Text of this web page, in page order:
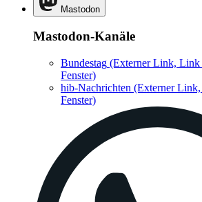
Mastodon
Mastodon-Kanäle
Bundestag (Externer Link, Link
Fenster)
hib-Nachrichten (Externer
Fenster)